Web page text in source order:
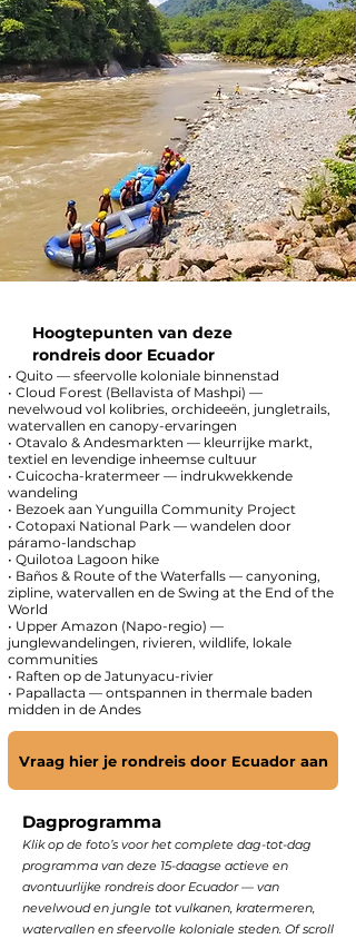
Hoogtepunten van deze
rondreis door Ecuador
• Quito — sfeervolle koloniale binnenstad
• Cloud Forest (Bellavista of Mashpi) —
nevelwoud vol kolibries, orchideeën, jungletrails,
watervallen en canopy-ervaringen
• Otavalo & Andesmarkten — kleurrijke markt,
textiel en levendige inheemse cultuur
• Cuicocha-kratermeer — indrukwekkende
wandeling
• Bezoek aan Yunguilla Community Project
• Cotopaxi National Park — wandelen door
páramo-landschap
• Quilotoa Lagoon hike
• Baños & Route of the Waterfalls — canyoning,
zipline, watervallen en de Swing at the End of the
World
• Upper Amazon (Napo-regio) —
junglewandelingen, rivieren, wildlife, lokale
communities
• Raften op de Jatunyacu-rivier
• Papallacta — ontspannen in thermale baden
midden in de Andes
Vraag hier je rondreis door Ecuador aan
Dagprogramma
Klik op de foto’s voor het complete dag-tot-dag
programma van deze 15-daagse actieve en
avontuurlijke rondreis door Ecuador — van
nevelwoud en jungle tot vulkanen, kratermeren,
watervallen en sfeervolle koloniale steden. Of scroll